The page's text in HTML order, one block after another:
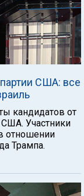
США: все
кандидатов от
Участники
отношении
Трампа.